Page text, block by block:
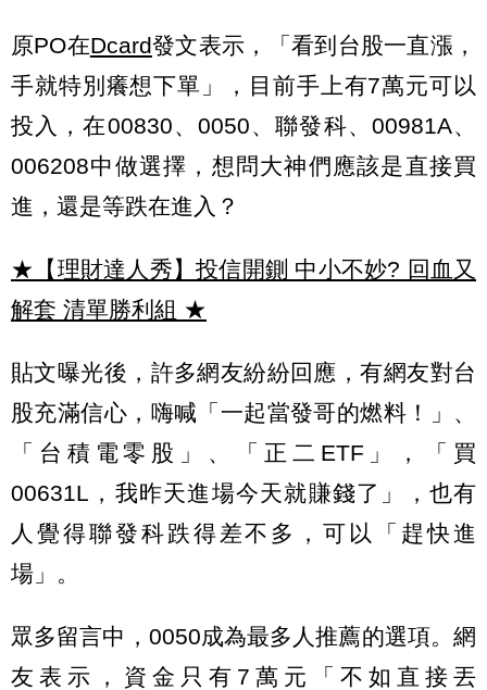
原PO在Dcard發文表示，「看到台股一直漲，
手就特別癢想下單」，目前手上有7萬元可以
投入，在00830、0050、聯發科、00981A、
006208中做選擇，想問大神們應該是直接買
進，還是等跌在進入？
★【理財達人秀】投信開鍘 中小不妙? 回血又
解套 清單勝利組 ★
貼文曝光後，許多網友紛紛回應，有網友對台
股充滿信心，嗨喊「一起當發哥的燃料！」、
「台積電零股」、「正二ETF」，「買
00631L，我昨天進場今天就賺錢了」，也有
人覺得聯發科跌得差不多，可以「趕快進
場」。
眾多留言中，0050成為最多人推薦的選項。網
友表示，資金只有7萬元「不如直接丟